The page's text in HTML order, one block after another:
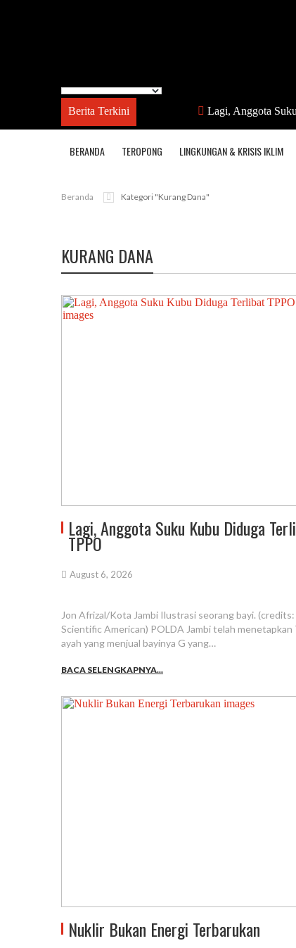
Berita Terkini Lagi, Anggota
BERANDA TEROPONG LINGKUNGAN & KRISIS IKLIM
Beranda Kategori "kurang Dana"
KURANG DANA
Lagi, Anggota Suku Kubu Diduga
TPPO
August 6, 2026
Jon Afrizal/Kota Jambi Ilustrasi seorang bayi. (credits:
Scientific American) POLDA Jambi telah menetapkan
ayah yang menjual bayinya G yang…
BACA SELENGKAPNYA...
Nuklir Bukan Energi Terbarukan